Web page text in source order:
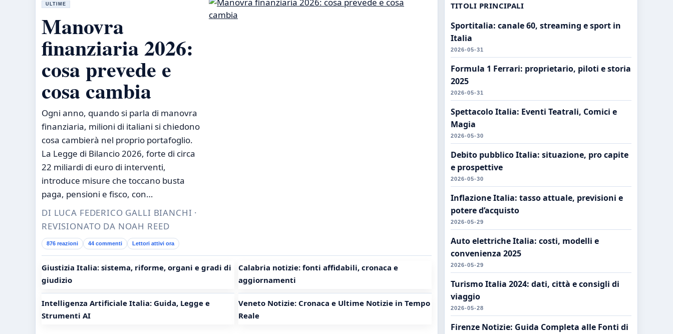
ULTIME
Manovra
finanziaria 2026:
cosa prevede e
cosa cambia
Ogni anno, quando si parla di manovra
finanziaria, milioni di italiani si chiedono
cosa cambierà nel proprio portafoglio.
La Legge di Bilancio 2026, forte di circa
22 miliardi di euro di interventi,
introduce misure che toccano busta
paga, pensioni e fisco, con…
DI LUCA FEDERICO GALLI BIANCHI ·
REVISIONATO DA NOAH REED
876 reazioni 44 commenti Lettori attivi ora
Giustizia Italia: sistema, riforme, organi e gradi di
giudizio
Calabria notizie: fonti affidabili, cronaca e
aggiornamenti
Intelligenza Artificiale Italia: Guida, Legge e
Strumenti AI
Veneto Notizie: Cronaca e Ultime Notizie in Tempo
Reale
TITOLI PRINCIPALI
Sportitalia: canale 60, streaming e sport in
Italia
2026-05-31
Formula 1 Ferrari: proprietario, piloti e storia
2025
2026-05-31
Spettacolo Italia: Eventi Teatrali, Comici e
Magia
2026-05-30
Debito pubblico Italia: situazione, pro capite
e prospettive
2026-05-30
Inflazione Italia: tasso attuale, previsioni e
potere d’acquisto
2026-05-29
Auto elettriche Italia: costi, modelli e
convenienza 2025
2026-05-29
Turismo Italia 2024: dati, città e consigli di
viaggio
2026-05-28
Firenze Notizie: Guida Completa alle Fonti di